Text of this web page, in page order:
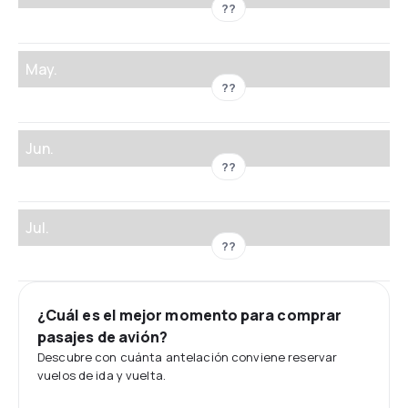
??
May.
??
Jun.
??
Jul.
??
¿Cuál es el mejor momento para comprar
pasajes de avión?
Descubre con cuánta antelación conviene reservar
vuelos de ida y vuelta.